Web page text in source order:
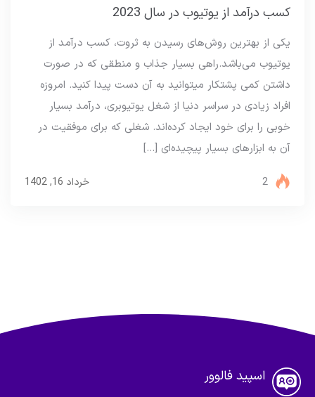
کسب درآمد از یوتیوب در سال 2023
یکی از بهترین روش‌های رسیدن به ثروت، کسب درآمد از
یوتیوب می‌باشد.راهی بسیار جذاب و منطقی که در صورت
داشتن کمی پشتکار میتوانید به آن دست پیدا کنید. امروزه
افراد زیادی در سراسر دنیا از شغل یوتیوبری، درآمد بسیار
خوبی را برای خود ایجاد کرده‌اند. شغلی که برای موفقیت در
آن به ابزارهای بسیار پیچیده‌ای […]
خرداد 16, 1402 2
اسپید فالوور